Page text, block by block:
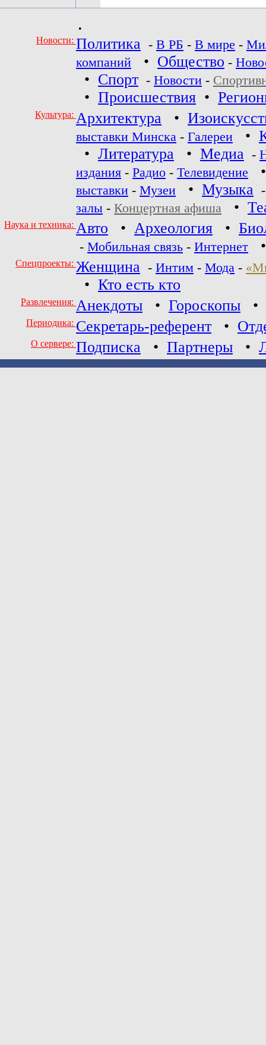
•
Новости: Политика - В РБ - В мире -
компаний
• Общество -
• Спорт - Новости -
• Происшествия •
Культура: Архитектура •
выставки Минска - Галереи •
• Литература • Медиа -
издания - Радио - Телевидение
выставки - Музеи • Музыка
залы - Концертная афиша •
Наука и техника: Авто • Археология •
- Мобильная связь - Интернет
Спецпроекты: Женщина - Интим - Мода -
• Кто есть кто
Развлечения: Анекдоты • Гороскопы •
Периодика: Секретарь-референт •
О сервере: Подписка • Партнеры •